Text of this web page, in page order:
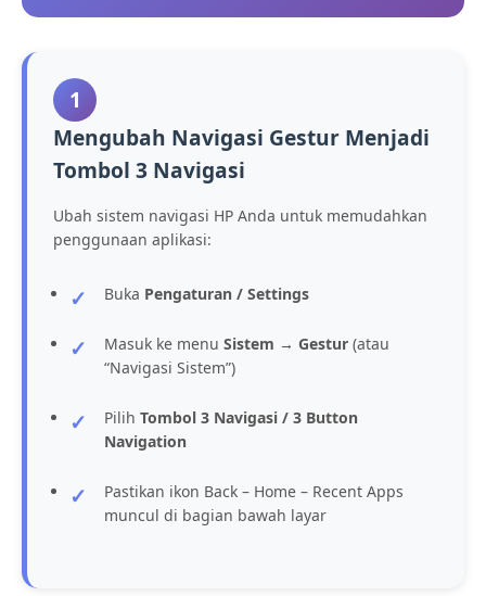
1
Mengubah Navigasi Gestur Menjadi
Tombol 3 Navigasi
Ubah sistem navigasi HP Anda untuk memudahkan
penggunaan aplikasi:
Buka Pengaturan / Settings
Masuk ke menu Sistem → Gestur (atau
“Navigasi Sistem”)
Pilih Tombol 3 Navigasi / 3 Button
Navigation
Pastikan ikon Back – Home – Recent Apps
muncul di bagian bawah layar